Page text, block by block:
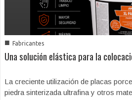
■ Fabricantes
Una solución elástica para la
La creciente utilización de placas
piedra sinterizada ultrafina y otros